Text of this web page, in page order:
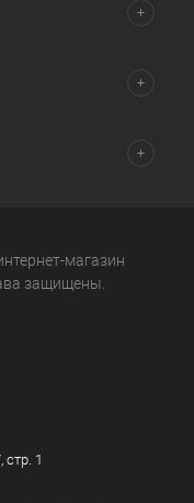
магазин
защищены.
стр. 1